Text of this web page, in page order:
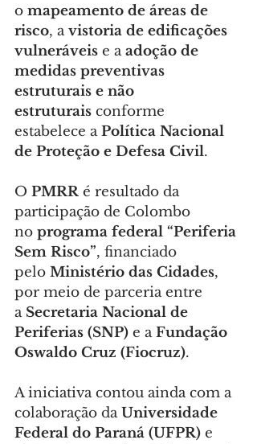
o mapeamento de áreas de
risco, a vistoria de edificações
vulneráveis e a adoção de
medidas preventivas
estruturais e não
estruturais conforme
estabelece a Política Nacional
de Proteção e Defesa Civil.
O PMRR é resultado da
participação de Colombo
no programa federal “Periferia
Sem Risco”, financiado
pelo Ministério das Cidades,
por meio de parceria entre
a Secretaria Nacional de
Periferias (SNP) e a Fundação
Oswaldo Cruz (Fiocruz).
A iniciativa contou ainda com a
colaboração da Universidade
Federal do Paraná (UFPR) e